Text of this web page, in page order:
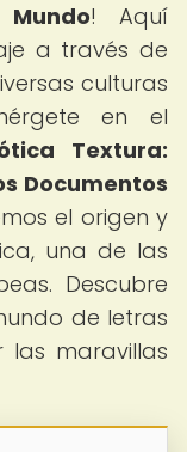
! Aquí
a través de
culturas
en el
Textura:
Documentos
el origen y
una de las
Descubre
de letras
maravillas